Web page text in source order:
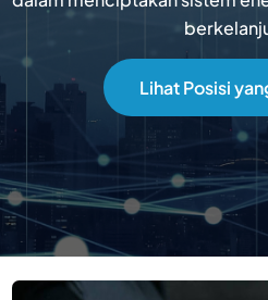
Lihat Posisi